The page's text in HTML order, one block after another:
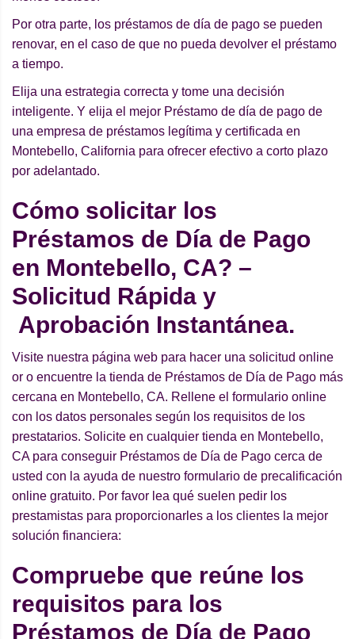
Por otra parte, los préstamos de día de pago se pueden
renovar, en el caso de que no pueda devolver el préstamo
a tiempo.
Elija una estrategia correcta y tome una decisión
inteligente. Y elija el mejor Préstamo de día de pago de
una empresa de préstamos legítima y certificada en
Montebello, California para ofrecer efectivo a corto plazo
por adelantado.
Cómo solicitar los
Préstamos de Día de Pago
en Montebello, CA? –
Solicitud Rápida y
Aprobación Instantánea.
Visite nuestra página web para hacer una solicitud online
or o encuentre la tienda de Préstamos de Día de Pago más
cercana en Montebello, CA. Rellene el formulario online
con los datos personales según los requisitos de los
prestatarios. Solicite en cualquier tienda en Montebello,
CA para conseguir Préstamos de Día de Pago cerca de
usted con la ayuda de nuestro formulario de precalificación
online gratuito. Por favor lea qué suelen pedir los
prestamistas para proporcionarles a los clientes la mejor
solución financiera:
Compruebe que reúne los
requisitos para los
Préstamos de Día de Pago